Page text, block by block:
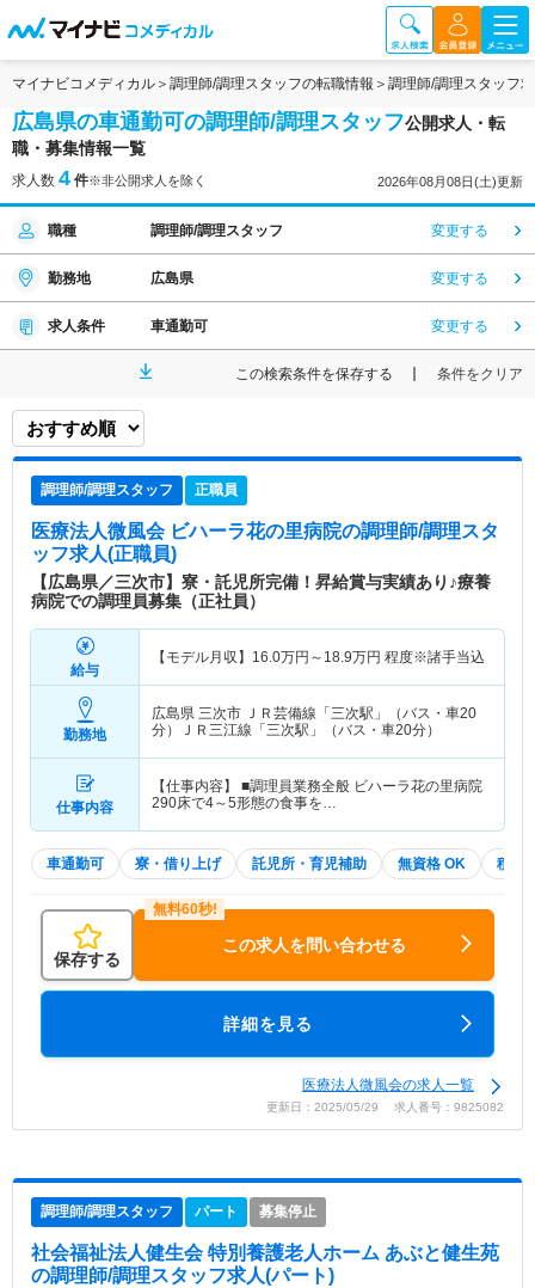
マイナビコメディカル 調理師/調理スタッフの転職情報 調理師/調理スタッフ
広島県の車通勤可の調理師/調理スタッフ公開求人・転
職・募集情報一覧
求人数 4 件※非公開求人を除く 2026年08月08日(土)更新
職種 調理師/調理スタッフ 変更する
勤務地 広島県 変更する
求人条件 車通勤可 変更する
この検索条件を保存する 条件をクリア
調理師/調理スタッフ 正職員
医療法人微風会 ビハーラ花の里病院の調理師/調理スタ
ッフ求人(正職員)
【広島県／三次市】寮・託児所完備！昇給賞与実績あり♪療養
病院での調理員募集（正社員）
給与
【モデル月収】 16.0万円～ 18.9万円 程度※諸手当込
勤務地
広島県 三次市 ＪＲ芸備線「三次駅」（バス・車20
分）ＪＲ三江線「三次駅」（バス・車20分）
仕事内容
【仕事内容】 ■調理員業務全般 ビハーラ花の里病院
290床で4～5形態の食事を…
車通勤可 寮・借り上げ 託児所・育児補助 無資格 OK 積極
保存する
この求人を問い合わせる
詳細を見る
医療法人微風会の求人一覧
更新日：2025/05/29 求人番号：9825082
調理師/調理スタッフ パート 募集停止
社会福祉法人健生会 特別養護老人ホーム あぶと健生苑
の調理師/調理スタッフ求人(パート)